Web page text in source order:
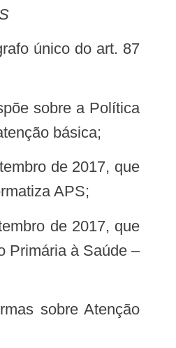
básica;
APS;
Primária à Saúde –